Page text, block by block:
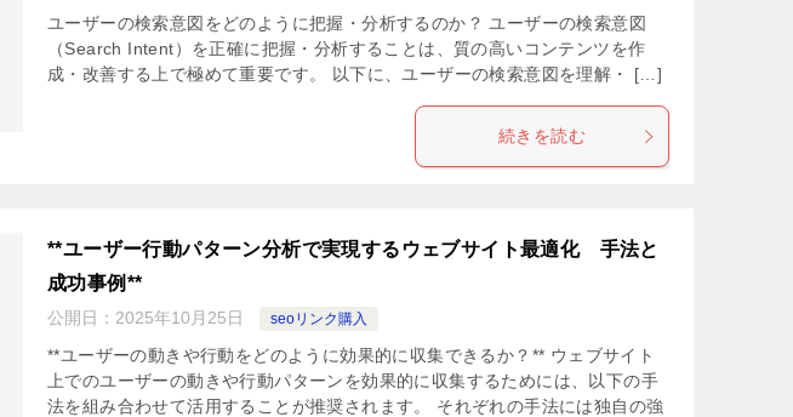
ユーザーの検索意図をどのように把握・分析するのか？ ユーザーの検索意図
（Search Intent）を正確に把握・分析することは、質の高いコンテンツを作
成・改善する上で極めて重要です。 以下に、ユーザーの検索意図を理解・ […]
続きを読む
**ユーザー行動パターン分析で実現するウェブサイト最適化 手法と
成功事例**
公開日： 2025年10月25日 seoリンク購入
**ユーザーの動きや行動をどのように効果的に収集できるか？** ウェブサイト
上でのユーザーの動きや行動パターンを効果的に収集するためには、以下の手
法を組み合わせて活用することが推奨されます。 それぞれの手法には独自の強